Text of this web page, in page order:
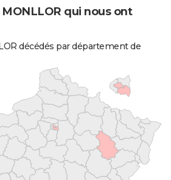
qui nous ont
décédés par département de